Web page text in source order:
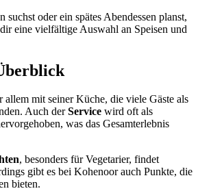
suchst oder ein spätes Abendessen planst,
eine vielfältige Auswahl an Speisen und
mit seiner Küche, die viele Gäste als
Auch derService wird oft als
was das Gesamterlebnis
, besonders für Vegetarier, findet
gibt es bei Kohenoor auch Punkte, die
bieten.